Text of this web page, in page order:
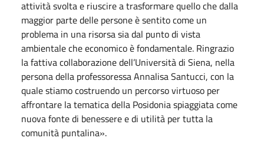
attività svolta e riuscire a trasformare quello che dalla
maggior parte delle persone è sentito come un
problema in una risorsa sia dal punto di vista
ambientale che economico è fondamentale. Ringrazio
la fattiva collaborazione dell’Università di Siena, nella
persona della professoressa Annalisa Santucci, con la
quale stiamo costruendo un percorso virtuoso per
affrontare la tematica della Posidonia spiaggiata come
nuova fonte di benessere e di utilità per tutta la
comunità puntalina».